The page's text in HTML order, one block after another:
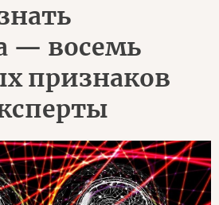
— восемь
признаков